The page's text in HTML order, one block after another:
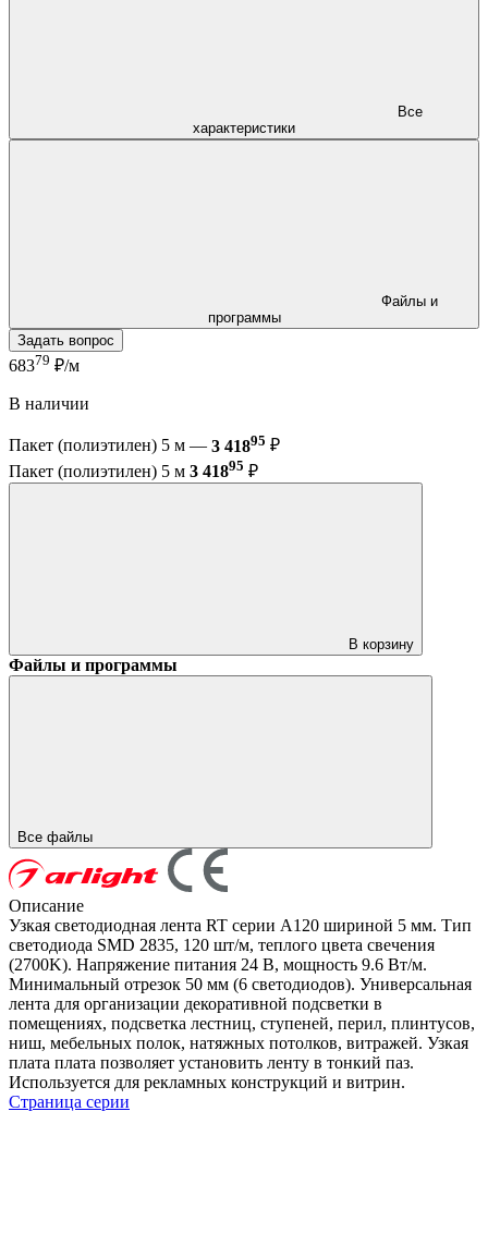
характеристики
программы
Задать вопрос
68379 ₽/м
В наличии
Пакет (полиэтилен) 5 м — 3 41895 ₽
Пакет (полиэтилен) 5 м 3 41895 ₽
В корзину
Файлы и программы
Все файлы
Описание
Узкая светодиодная лента RT серии A120 шириной 5 мм. Тип
светодиода SMD 2835, 120 шт/м, теплого цвета свечения
(2700K). Напряжение питания 24 В, мощность 9.6 Вт/м.
Минимальный отрезок 50 мм (6 светодиодов). Универсальная
лента для организации декоративной подсветки в
помещениях, подсветка лестниц, ступеней, перил, плинтусов,
ниш, мебельных полок, натяжных потолков, витражей. Узкая
плата плата позволяет установить ленту в тонкий паз.
Используется для рекламных конструкций и витрин.
Страница серии